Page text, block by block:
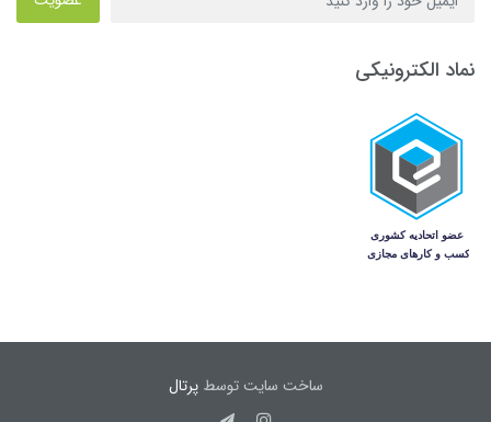
نماد الکترونیکی
ساخت سایت توسطپرتال